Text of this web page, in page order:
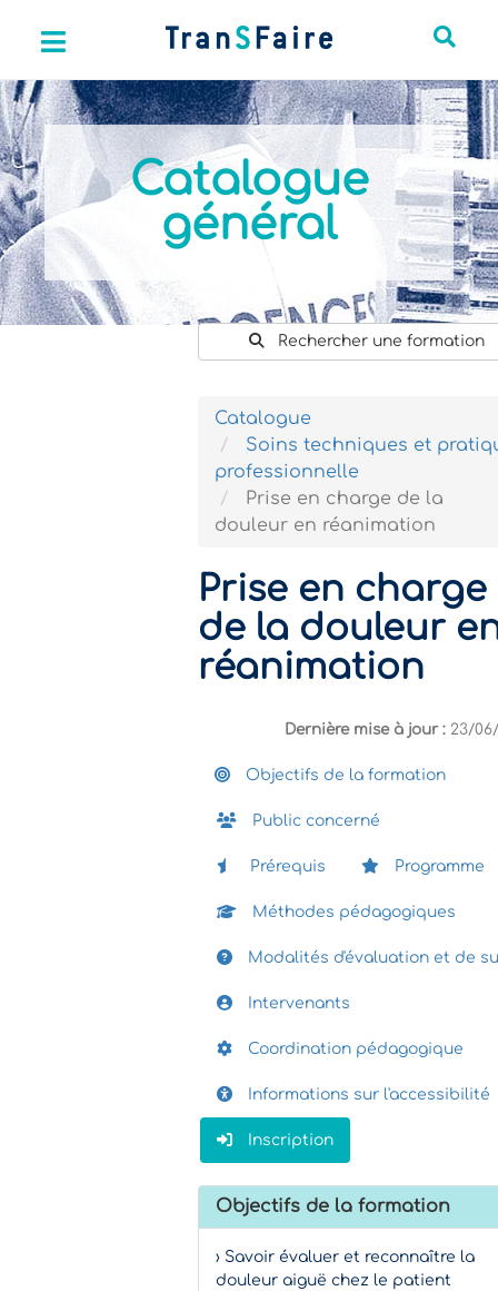
Catalogue
général
Rechercher une formation
Catalogue
Soins techniques et
professionnelle
Prise en charge de la
douleur en réanimation
Prise en charge
de la douleur
réanimation
Dernière mise à jour : 23/
Objectifs de la formation
Public concerné
Prérequis Programme
Méthodes pédagogiques
Modalités d'évaluation et de
Intervenants
Coordination pédagogique
Informations sur l'accessibilité
Inscription
Objectifs de la formation
› Savoir évaluer et reconnaître la
douleur aiguë chez le patient